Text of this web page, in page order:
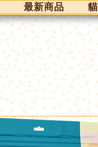
最新商品